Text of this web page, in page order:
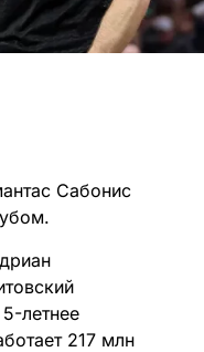
Сабонис
летнее
217 млн